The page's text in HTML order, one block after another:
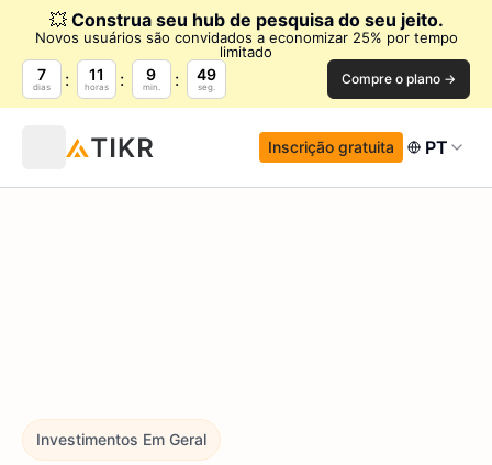
💥 Construa seu hub de pesquisa do seu jeito.
Novos usuários são convidados a economizar 25% por tempo
limitado
7
dias
11
horas
9
min.
48
seg. Compre o plano →
Inscrição gratuita PT
Investimentos Em Geral